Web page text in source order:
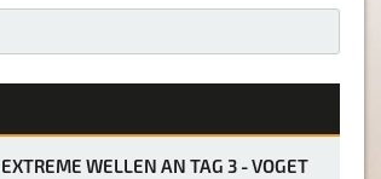
EXTREME WELLEN AN TAG 3 - VOGET